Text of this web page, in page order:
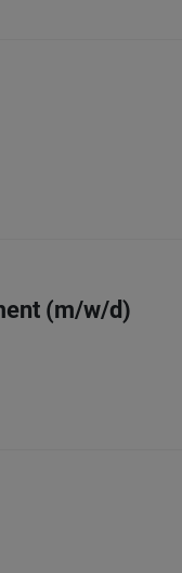
(m/w/d)